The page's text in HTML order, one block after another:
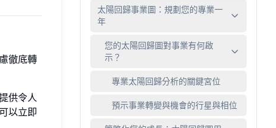
徹底轉
供令人
以立即
太陽回歸事業圖：規劃您的專業一
年
您的太陽回歸圖對事業有何啟
示？
專業太陽回歸分析的關鍵宮位
預示事業轉變與機會的行星與相位